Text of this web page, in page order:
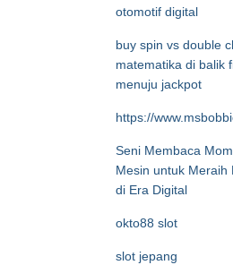
otomotif digital
buy spin vs double
matematika di balik
menuju jackpot
https://
Seni Membaca
Mesin untuk Meraih
di Era Digital
okto88 slot
slot jepang